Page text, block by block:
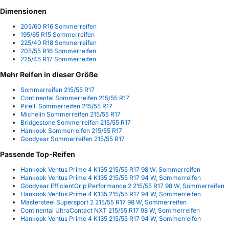
Dimensionen
205/60 R16 Sommerreifen
195/65 R15 Sommerreifen
225/40 R18 Sommerreifen
205/55 R16 Sommerreifen
225/45 R17 Sommerreifen
Mehr Reifen in dieser Größe
Sommerreifen 215/55 R17
Continental Sommerreifen 215/55 R17
Pirelli Sommerreifen 215/55 R17
Michelin Sommerreifen 215/55 R17
Bridgestone Sommerreifen 215/55 R17
Hankook Sommerreifen 215/55 R17
Goodyear Sommerreifen 215/55 R17
Passende Top-Reifen
Hankook Ventus Prime 4 K135 215/55 R17 98 W, Sommerreifen
Hankook Ventus Prime 4 K135 215/55 R17 94 W, Sommerreifen
Goodyear EfficientGrip Performance 2 215/55 R17 98 W, Sommerreifen
Hankook Ventus Prime 4 K135 215/55 R17 94 W, Sommerreifen
Mastersteel Supersport 2 215/55 R17 98 W, Sommerreifen
Continental UltraContact NXT 215/55 R17 98 W, Sommerreifen
Hankook Ventus Prime 4 K135 215/55 R17 94 W, Sommerreifen